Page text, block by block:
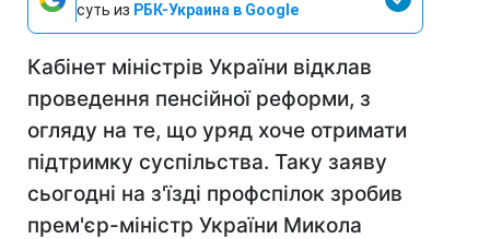
суть из РБК-Украина в Google
Кабінет міністрів України відклав
проведення пенсійної реформи, з
огляду на те, що уряд хоче отримати
підтримку суспільства. Таку заяву
сьогодні на з'їзді профспілок зробив
прем'єр-міністр України Микола